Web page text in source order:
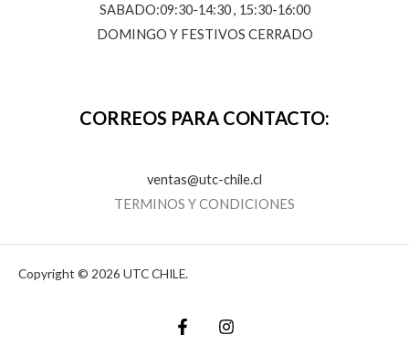
SABADO:09:30-14:30 , 15:30-16:00
DOMINGO Y FESTIVOS CERRADO
CORREOS PARA CONTACTO:
ventas@utc-chile.cl
TERMINOS Y CONDICIONES
Copyright © 2026 UTC CHILE.